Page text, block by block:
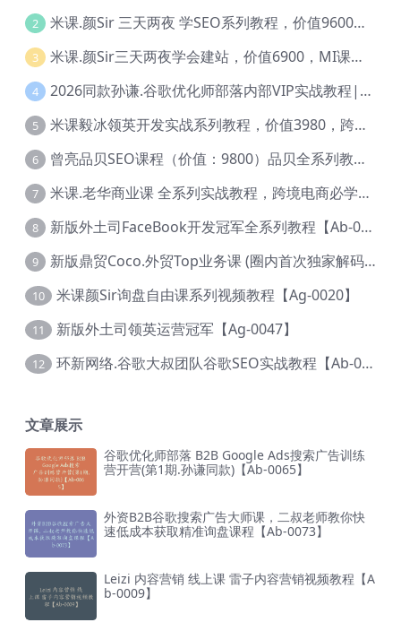
2 米课.颜Sir 三天两夜 学SEO系列教程，价值9600元，跨境人都在学 【Ag-0056】
3 米课.颜Sir三天两夜学会建站，价值6900，MI课甄选课程 【Ag-0055】
4 2026同款孙谦.谷歌优化师部落内部VIP实战教程|价值4999元全网独家解码（官方报名版本）【@034】
5 米课毅冰领英开发实战系列教程，价值3980，跨境必选【Ag-0049】
6 曾亮品贝SEO课程（价值：9800）品贝全系列教程 【Ab-0022】
7 米课.老华商业课 全系列实战教程，跨境电商必学，价值16900元【Ag-0053】
8 新版外土司FaceBook开发冠军全系列教程【Ab-0021】
9 新版鼎贸Coco.外贸Top业务课 (圈内首次独家解码|460节课)【Ag-0091】
10 米课颜Sir询盘自由课系列视频教程【Ag-0020】
11 新版外土司领英运营冠军【Ag-0047】
12 环新网络.谷歌大叔团队谷歌SEO实战教程【Ab-0024】
文章展示
谷歌优化师部落 B2B Google Ads搜索广告训练
营开营(第1期.孙谦同款)【Ab-0065】
外资B2B谷歌搜索广告大师课，二叔老师教你快
速低成本获取精准询盘课程【Ab-0073】
Leizi 内容营销 线上课 雷子内容营销视频教程【A
b-0009】